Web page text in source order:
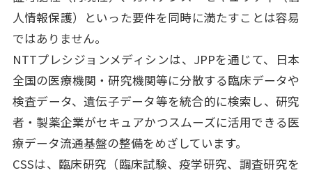
人情報保護）といった要件を同時に満たすことは容易
ではありません。
NTTプレシジョンメディシンは、JPPを通じて、日本
全国の医療機関・研究機関等に分散する臨床データや
検査データ、遺伝子データ等を統合的に検索し、研究
者・製薬企業がセキュアかつスムーズに活用できる医
療データ流通基盤の整備をめざしています。
CSSは、臨床研究（臨床試験、疫学研究、調査研究を